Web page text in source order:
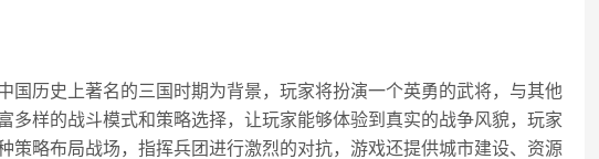
国历史上著名的三国时期为背景，玩家将扮演一个英勇的武将，与其他
多样的战斗模式和策略选择，让玩家能够体验到真实的战争风貌，玩家
策略布局战场，指挥兵团进行激烈的对抗，游戏还提供城市建设、资源